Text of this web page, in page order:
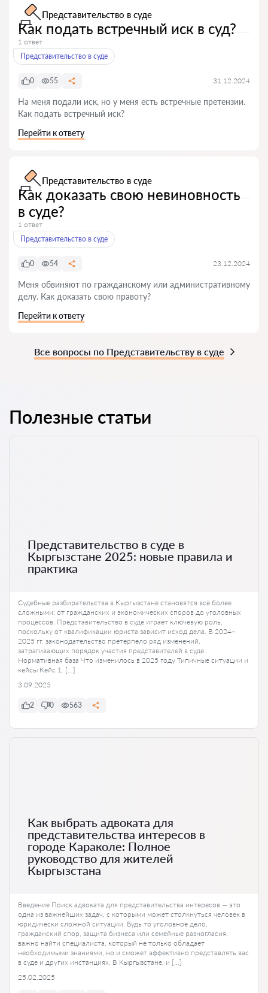
Представительство в суде
Как подать встречный иск в суд?
1 ответ
Представительство в суде
0 55 31.12.2024
На меня подали иск, но у меня есть встречные претензии.
Как подать встречный иск?
Перейти к ответу
Представительство в суде
Как доказать свою невиновность
в суде?
1 ответ
Представительство в суде
0 54 23.12.2024
Меня обвиняют по гражданскому или административному
делу. Как доказать свою правоту?
Перейти к ответу
Все вопросы по Представительству в суде
Полезные статьи
Представительство в суде в
Кыргызстане 2025: новые правила и
практика
Судебные разбирательства в Кыргызстане становятся всё более
сложными: от гражданских и экономических споров до уголовных
процессов. Представительство в суде играет ключевую роль,
поскольку от квалификации юриста зависит исход дела. В 2024–
2025 гг. законодательство претерпело ряд изменений,
затрагивающих порядок участия представителей в суде.
Нормативная база Что изменилось в 2025 году Типичные ситуации и
кейсы Кейс 1. […]
3.09.2025
2 0 563
Как выбрать адвоката для
представительства интересов в
городе Караколе: Полное
руководство для жителей
Кыргызстана
Введение Поиск адвоката для представительства интересов — это
одна из важнейших задач, с которыми может столкнуться человек в
юридически сложной ситуации. Будь то уголовное дело,
гражданский спор, защита бизнеса или семейные разногласия,
важно найти специалиста, который не только обладает
необходимыми знаниями, но и сможет эффективно представлять вас
в суде и других инстанциях. В Кыргызстане, и […]
25.02.2025